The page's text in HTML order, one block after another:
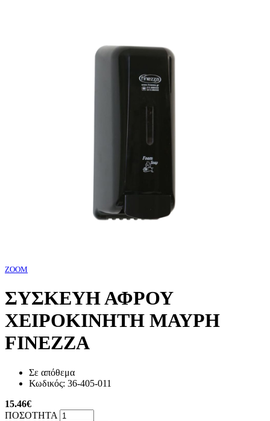
ZOOM
ΣΥΣΚΕΥΗ ΑΦΡΟΥ
ΧΕΙΡΟΚΙΝΗΤΗ ΜΑΥΡΗ
FINEZZA
Σε απόθεμα
Κωδικός: 36-405-011
15.46€
ΠΟΣΟΤΗΤΑ